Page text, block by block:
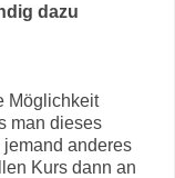
dazu
Möglichkeit
man dieses
anderes
Kurs dann an